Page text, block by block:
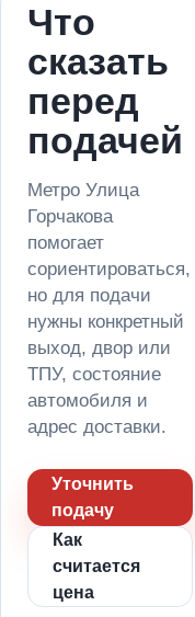
Что
сказать
перед
подачей
Метро Улица
Горчакова
помогает
сориентироваться,
но для подачи
нужны конкретный
выход, двор или
ТПУ, состояние
автомобиля и
адрес доставки.
Уточнить
подачу
Как
считается
цена